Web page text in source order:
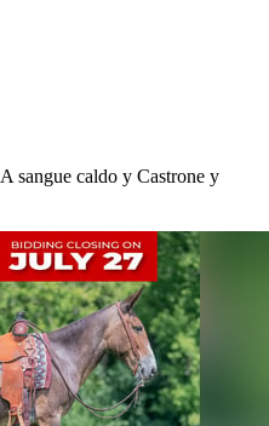
A sangue caldo y Castrone y